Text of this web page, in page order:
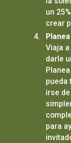
un
crear
Viaja
darle
pueda
irse
para